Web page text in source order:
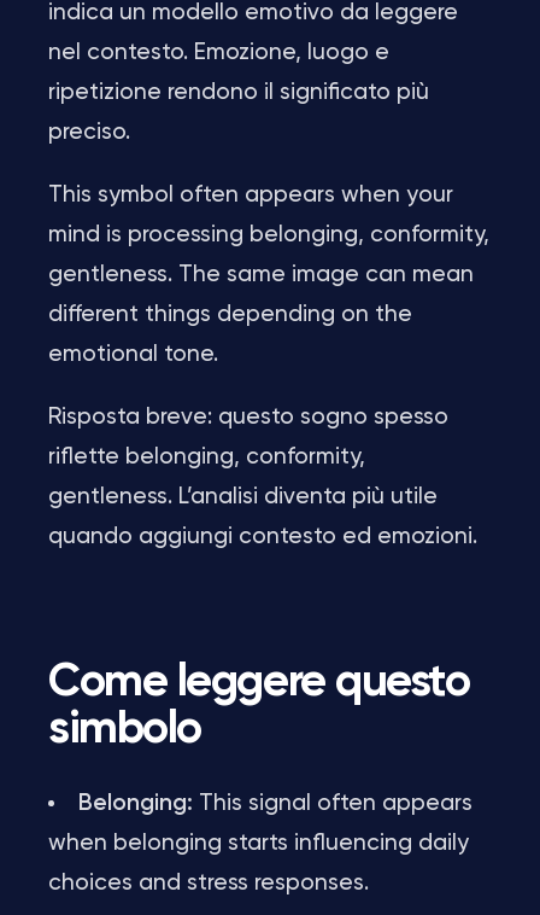
indica un modello emotivo da leggere
nel contesto. Emozione, luogo e
ripetizione rendono il significato più
preciso.
This symbol often appears when your
mind is processing belonging, conformity,
gentleness. The same image can mean
different things depending on the
emotional tone.
Risposta breve: questo sogno spesso
riflette belonging, conformity,
gentleness. L’analisi diventa più utile
quando aggiungi contesto ed emozioni.
Come leggere questo
simbolo
Belonging: This signal often appears
when belonging starts influencing daily
choices and stress responses.